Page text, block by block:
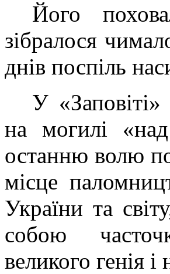
Його
зібралося
днів поспіль
У
на могилі
останню волю
місце
України та
собою
великого генія і